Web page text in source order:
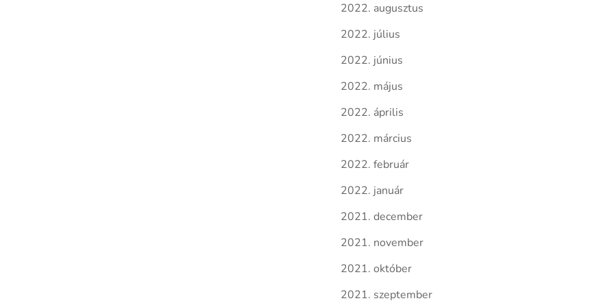
2022. augusztus
2022. július
2022. június
2022. május
2022. április
2022. március
2022. február
2022. január
2021. december
2021. november
2021. október
2021. szeptember